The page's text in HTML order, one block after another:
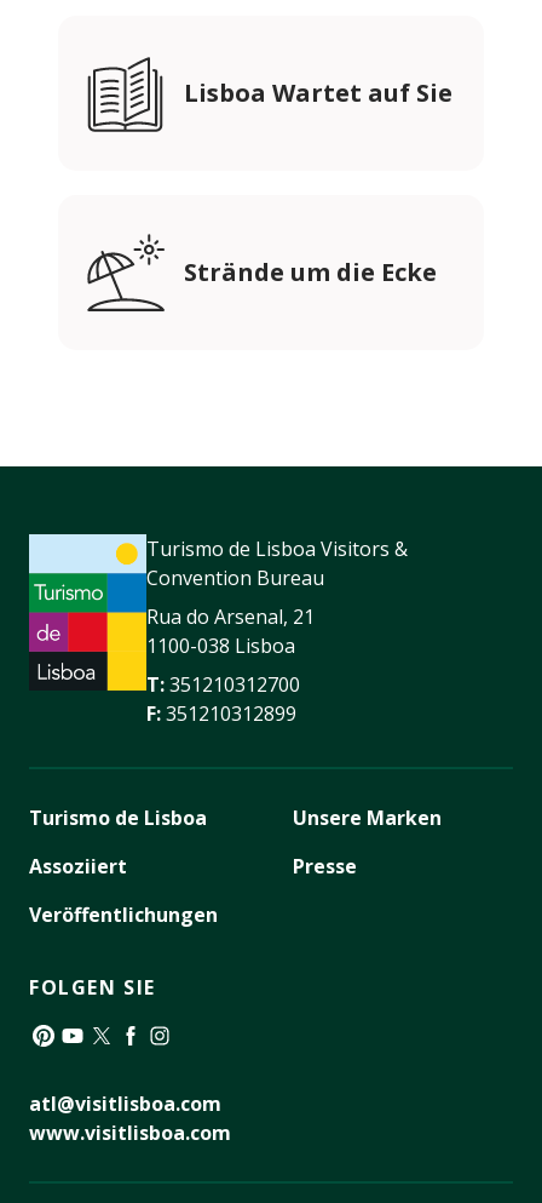
Lisboa Wartet auf Sie
Strände um die Ecke
Turismo de Lisboa Visitors &
Convention Bureau
Rua do Arsenal, 21
1100-038 Lisboa
T:351210312700
F:351210312899
Turismo de Lisboa
Assoziiert
Veröffentlichungen
Unsere Marken
Presse
FOLGEN SIE
atl@visitlisboa.com
www.visitlisboa.com